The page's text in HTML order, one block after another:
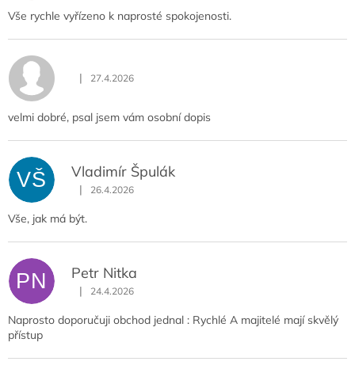
Vše rychle vyřízeno k naprosté spokojenosti.
Hodnocení obchodu je 4 z 5 hvězdiček.
| 27.4.2026
velmi dobré, psal jsem vám osobní dopis
VŠ Vladimír Špulák
Hodnocení obchodu je 5 z 5 hvězdiček.
| 26.4.2026
Vše, jak má být.
PN Petr Nitka
Hodnocení obchodu je 5 z 5 hvězdiček.
| 24.4.2026
Naprosto doporučuji obchod jednal : Rychlé A majitelé mají skvělý
přístup